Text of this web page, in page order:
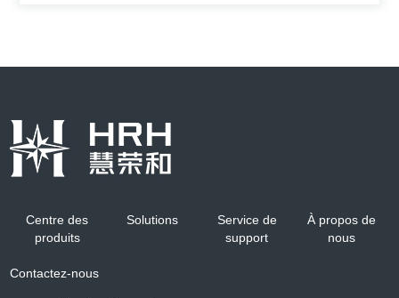
Système d'exposition dynamique par
inhalation pour petits animaux
scurit des produits chimiques et des pesticides ;
Domaine de l'im
Centre des
produits
Solutions
Service de
support
À propos de
nous
Contactez-nous